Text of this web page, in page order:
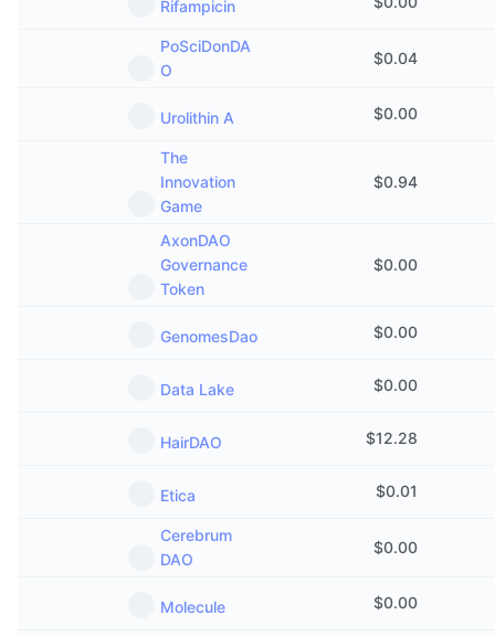
Likvidasjoner
Finansieringsrenter
Diamantbelønninger
Lær og tjen
ICO-kalender
Hendelseskalender
Rifampicin
PoSciDonDA
O
$0.04
Urolithin A $0.00
The
Innovation
Game
$0.94
AxonDAO
Governance
Token
$0.00
GenomesDao $0.00
Data Lake $0.00
HairDAO $12.28
Etica $0.01
Cerebrum
DAO
$0.00
Molecule $0.00